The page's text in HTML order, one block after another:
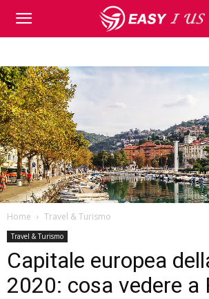
Home Travel & Turismo
Travel & Turismo
Capitale europea
2020: cosa vedere a